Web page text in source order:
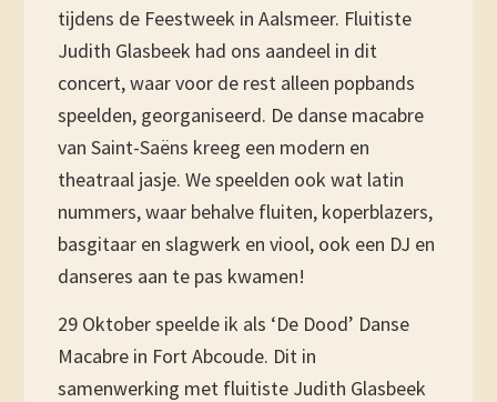
tijdens de Feestweek in Aalsmeer. Fluitiste
Judith Glasbeek had ons aandeel in dit
concert, waar voor de rest alleen popbands
speelden, georganiseerd. De danse macabre
van Saint-Saëns kreeg een modern en
theatraal jasje. We speelden ook wat latin
nummers, waar behalve fluiten, koperblazers,
basgitaar en slagwerk en viool, ook een DJ en
danseres aan te pas kwamen!
29 Oktober speelde ik als ‘De Dood’ Danse
Macabre in Fort Abcoude. Dit in
samenwerking met fluitiste Judith Glasbeek